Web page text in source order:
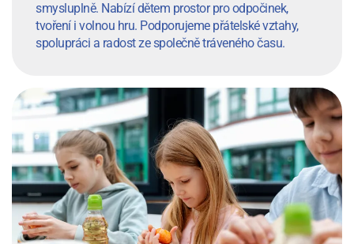
smysluplně. Nabízí dětem prostor pro odpočinek,
tvoření i volnou hru. Podporujeme přátelské vztahy,
spolupráci a radost ze společně tráveného času.